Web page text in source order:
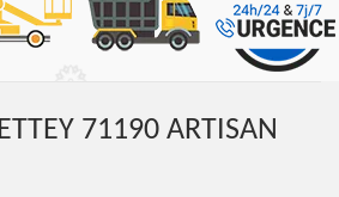
71190 ARTISAN